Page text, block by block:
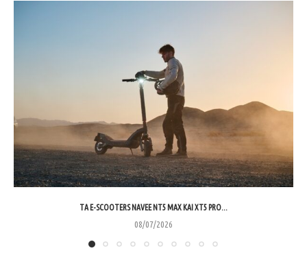
ΤΑ E-SCOOTERS NAVEE NT5 MAX ΚΑΙ XT5 PRO...
08/07/2026